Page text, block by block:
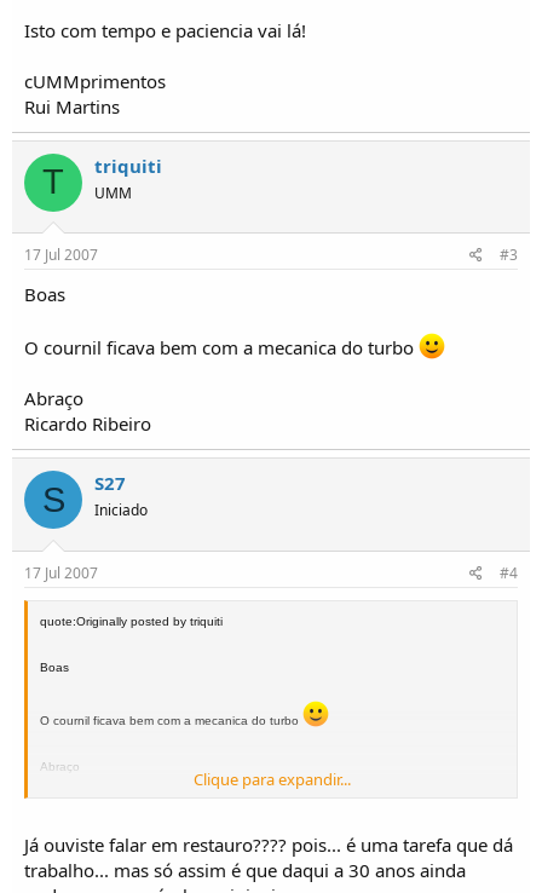
Isto com tempo e paciencia vai lá!
cUMMprimentos
Rui Martins
T triquiti
UMM
17 Jul 2007 #3
Boas
O cournil ficava bem com a mecanica do turbo
Abraço
Ricardo Ribeiro
S S27
Iniciado
17 Jul 2007 #4
quote:Originally posted by triquiti
Boas
O cournil ficava bem com a mecanica do turbo
Abraço
Clique para expandir...
Já ouviste falar em restauro???? pois... é uma tarefa que dá
trabalho... mas só assim é que daqui a 30 anos ainda